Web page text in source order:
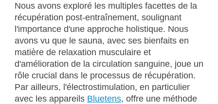
Nous avons exploré les multiples facettes de la
récupération post-entraînement, soulignant
l'importance d'une approche holistique. Nous
avons vu que le sauna, avec ses bienfaits en
matière de relaxation musculaire et
d'amélioration de la circulation sanguine, joue un
rôle crucial dans le processus de récupération.
Par ailleurs, l'électrostimulation, en particulier
avec les appareils Bluetens, offre une méthode